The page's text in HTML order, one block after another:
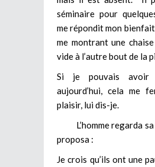
séminaire pour
me répondit mon
me montrant une
vide à l’autre bout de la
Si je pouvais avoir
aujourd’hui, cela me
plaisir, lui dis-je.
L’homme regarda sa
proposa :
Je crois qu’ils ont une